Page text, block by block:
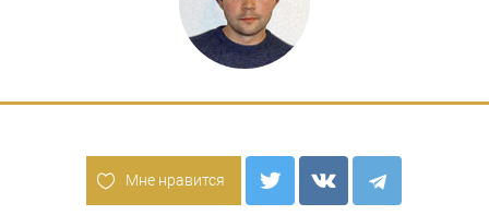
Мне нравится